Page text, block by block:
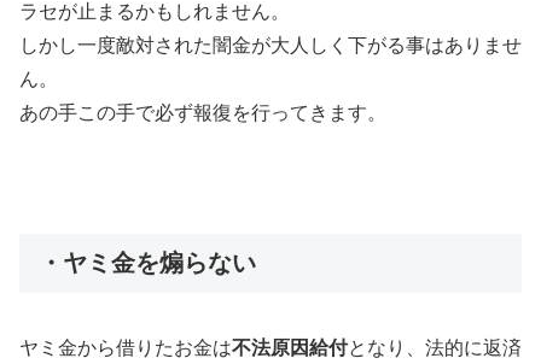
ラセが止まるかもしれません。
しかし一度敵対された闇金が大人しく下がる事はありませ
ん。
あの手この手で必ず報復を行ってきます。
・ヤミ金を煽らない
ヤミ金から借りたお金は不法原因給付となり、法的に返済